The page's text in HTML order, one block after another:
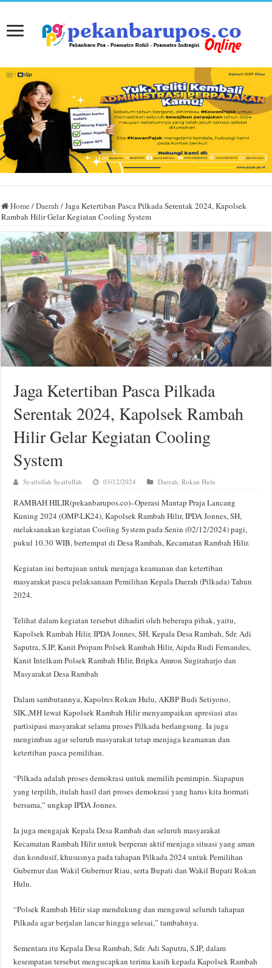
Home /Daerah /Jaga Ketertiban Pasca Pilkada Serentak 2024, Kapolsek
Rambah Hilir Gelar Kegiatan Cooling System
Jaga Ketertiban Pasca Pilkada
Serentak 2024, Kapolsek Rambah
Hilir Gelar Kegiatan Cooling
System
Syaifullah Syaifullah 03/12/2024 Daerah,Rokan Hulu
RAMBAH HILIR(pekanbarupos.co)–Operasi Mantap Praja Lancang
Kuning 2024 (OMP-LK24), Kapolsek Rambah Hilir, IPDA Jonnes, SH,
melaksanakan kegiatan Cooling System pada Senin (02/12/2024) pagi,
pukul 10.30 WIB, bertempat di Desa Rambah, Kecamatan Rambah Hilir.
Kegiatan ini bertujuan untuk menjaga keamanan dan ketertiban
masyarakat pasca pelaksanaan Pemilihan Kepala Daerah (Pilkada) Tahun
2024.
Telihat dalam kegiatan tersebut dihadiri oleh beberapa pihak, yaitu,
Kapolsek Rambah Hilir, IPDA Jonnes, SH, Kepala Desa Rambah, Sdr. Adi
Saputra, S.IP, Kanit Propam Polsek Rambah Hilir, Aipda Rudi Fernandes,
Kanit Intelkam Polsek Rambah Hilir, Bripka Amron Sugiraharjo dan
Masyarakat Desa Rambah
Dalam sambutannya, Kapolres Rokan Hulu, AKBP Budi Setiyono,
SIK.,MH lewat Kapolsek Rambah Hilir menyampaikan apresiasi atas
partisipasi masyarakat selama proses Pilkada berlangsung. Ia juga
mengimbau agar seluruh masyarakat tetap menjaga keamanan dan
ketertiban pasca pemilihan.
“Pilkada adalah proses demokrasi untuk memilih pemimpin. Siapapun
yang terpilih, itulah hasil dari proses demokrasi yang harus kita hormati
bersama,” ungkap IPDA Jonnes.
Ia juga mengajak Kepala Desa Rambah dan seluruh masyarakat
Kecamatan Rambah Hilir untuk berperan aktif menjaga situasi yang aman
dan kondusif, khususnya pada tahapan Pilkada 2024 untuk Pemilihan
Gubernur dan Wakil Gubernur Riau, serta Bupati dan Wakil Bupati Rokan
Hulu.
“Polsek Rambah Hilir siap mendukung dan mengawal seluruh tahapan
Pilkada agar berjalan lancar hingga selesai,” tambahnya.
Sementara itu Kepala Desa Rambah, Sdr. Adi Saputra, S.IP, dalam
kesempatan tersebut mengucapkan terima kasih kepada Kapolsek Rambah